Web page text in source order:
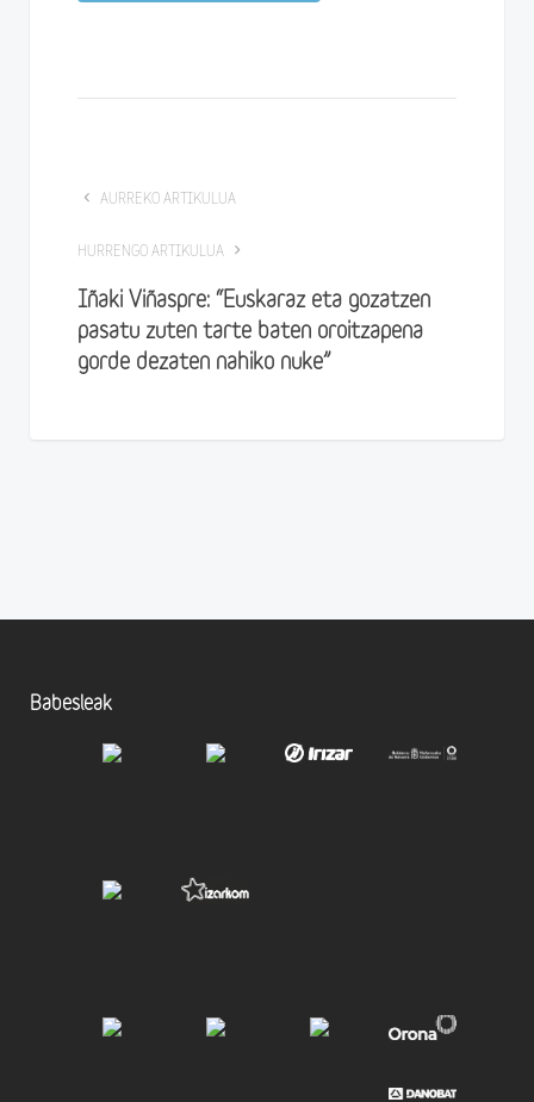
AURREKO ARTIKULUA
HURRENGO ARTIKULUA
Iñaki Viñaspre: “Euskaraz eta gozatzen
pasatu zuten tarte baten oroitzapena
gorde dezaten nahiko nuke”
Babesleak